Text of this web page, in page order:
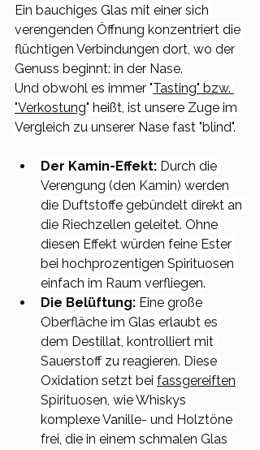
Ein bauchiges Glas mit einer sich
verengenden Öffnung konzentriert die
flüchtigen Verbindungen dort, wo der
Genuss beginnt: in der Nase.
Und obwohl es immer "Tasting" bzw.
"Verkostung" heißt, ist unsere Zuge im
Vergleich zu unserer Nase fast "blind".
Der Kamin-Effekt: Durch die
Verengung (den Kamin) werden
die Duftstoffe gebündelt direkt an
die Riechzellen geleitet. Ohne
diesen Effekt würden feine Ester
bei hochprozentigen Spirituosen
einfach im Raum verfliegen.
Die Belüftung: Eine große
Oberfläche im Glas erlaubt es
dem Destillat, kontrolliert mit
Sauerstoff zu reagieren. Diese
Oxidation setzt bei fassgereiften
Spirituosen, wie Whiskys
komplexe Vanille- und Holztöne
frei, die in einem schmalen Glas